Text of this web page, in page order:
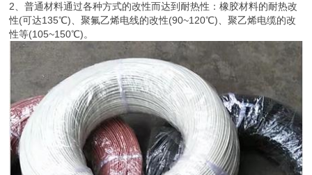
2、普通材料通过各种方式的改性而达到耐热性：橡胶材料的耐热改
性(可达135℃)、聚氟乙烯电线的改性(90~120℃)、聚乙烯电缆的改
性等(105~150℃)。